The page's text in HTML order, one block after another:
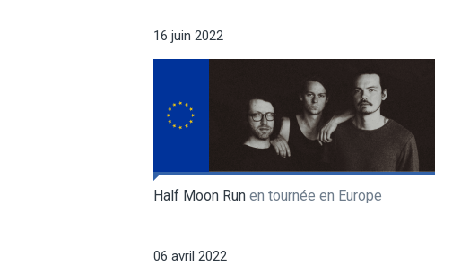
16 juin 2022
Half Moon Run en tournée en Europe
06 avril 2022